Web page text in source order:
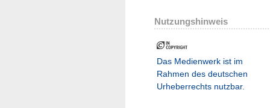
Nutzungshinweis
Das Medienwerk ist im
Rahmen des deutschen
Urheberrechts nutzbar.